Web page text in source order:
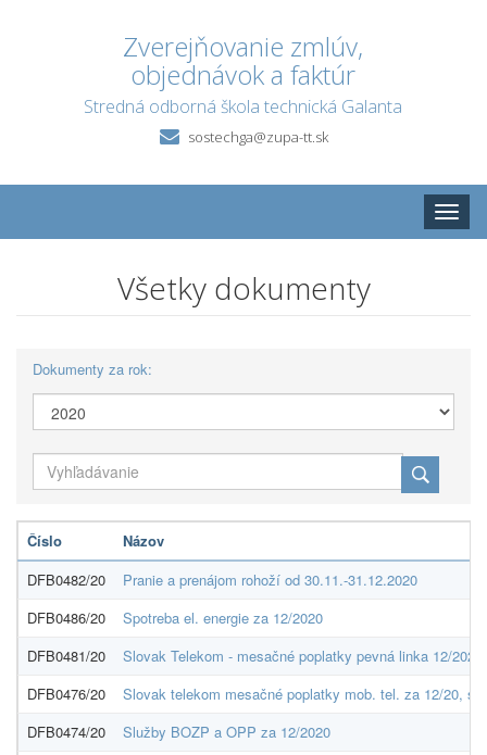
Zverejňovanie zmlúv,
objednávok a faktúr
Stredná odborná škola technická Galanta
sostechga@zupa-tt.sk
Toggle
Všetky dokumenty
Dokumenty za rok:
Číslo
Názov
DFB0482/20
Pranie a prenájom rohoží od 30.11.-31.12.2020
DFB0486/20
Spotreba el. energie za 12/2020
DFB0481/20
Slovak Telekom - mesačné poplatky pevná linka 12/2020
DFB0476/20
Slovak telekom mesačné poplatky mob. tel. za 12/20,
DFB0474/20
Služby BOZP a OPP za 12/2020